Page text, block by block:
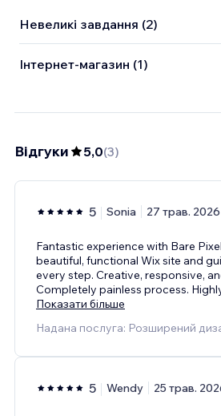
Невеликі завдання (2)
Інтернет-магазин (1)
Відгуки 5,0(3)
5 Sonia 27 трав. 2026
Fantastic experience with Bare
beautiful, functional Wix site and
every step. Creative, responsive,
Completely painless process.
Показати більше
Надана послуга: Розширений
5 Wendy 25 трав.